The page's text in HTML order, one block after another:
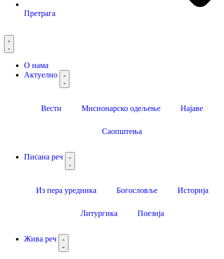
Претрага
О нама
Актуелно
Вести Мисионарско одељење Најаве
Саопштења
Писана реч
Из пера уредника Богословље Историја
Литургика Поезија
Жива реч